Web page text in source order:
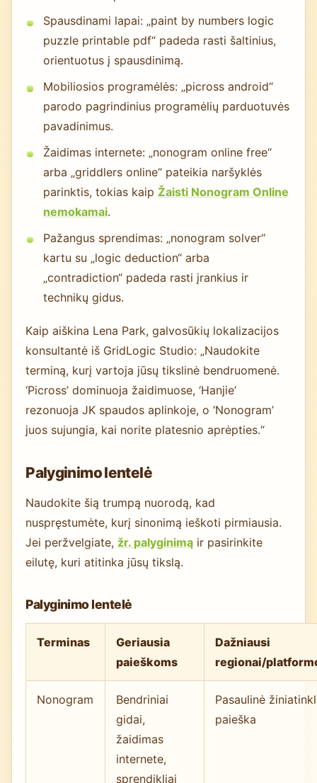
Spausdinami lapai: „paint by numbers logic
puzzle printable pdf“ padeda rasti šaltinius,
orientuotus į spausdinimą.
Mobiliosios programėlės: „picross android“
parodo pagrindinius programėlių parduotuvės
pavadinimus.
Žaidimas internete: „nonogram online free“
arba „griddlers online“ pateikia naršyklės
parinktis, tokias kaip Žaisti Nonogram Online
nemokamai.
Pažangus sprendimas: „nonogram solver“
kartu su „logic deduction“ arba
„contradiction“ padeda rasti įrankius ir
technikų gidus.
Kaip aiškina Lena Park, galvosūkių lokalizacijos
konsultantė iš GridLogic Studio: „Naudokite
terminą, kurį vartoja jūsų tikslinė bendruomenė.
‘Picross’ dominuoja žaidimuose, ‘Hanjie’
rezonuoja JK spaudos aplinkoje, o ‘Nonogram’
juos sujungia, kai norite platesnio aprėpties.“
Palyginimo lentelė
Naudokite šią trumpą nuorodą, kad
nuspręstumėte, kurį sinonimą ieškoti pirmiausia.
Jei peržvelgiate, žr. palyginimą ir pasirinkite
eilutę, kuri atitinka jūsų tikslą.
Palyginimo lentelė
Terminas
Geriausia
paieškoms
Dažniausi
regionai/
Nonogram
Bendriniai
gidai,
žaidimas
internete,
sprendikliai
Pasaulinė
paieška